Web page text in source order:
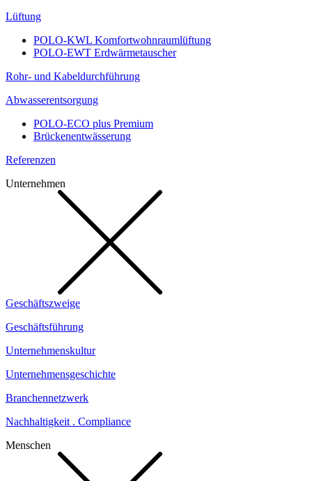
Lüftung
POLO-KWL Komfortwohnraumlüftung
POLO-EWT Erdwärmetauscher
Rohr- und Kabeldurchführung
Abwasserentsorgung
POLO-ECO plus Premium
Brückenentwässerung
Referenzen
Unternehmen
Geschäftszweige
Geschäftsführung
Unternehmenskultur
Unternehmensgeschichte
Branchennetzwerk
Nachhaltigkeit . Compliance
Menschen